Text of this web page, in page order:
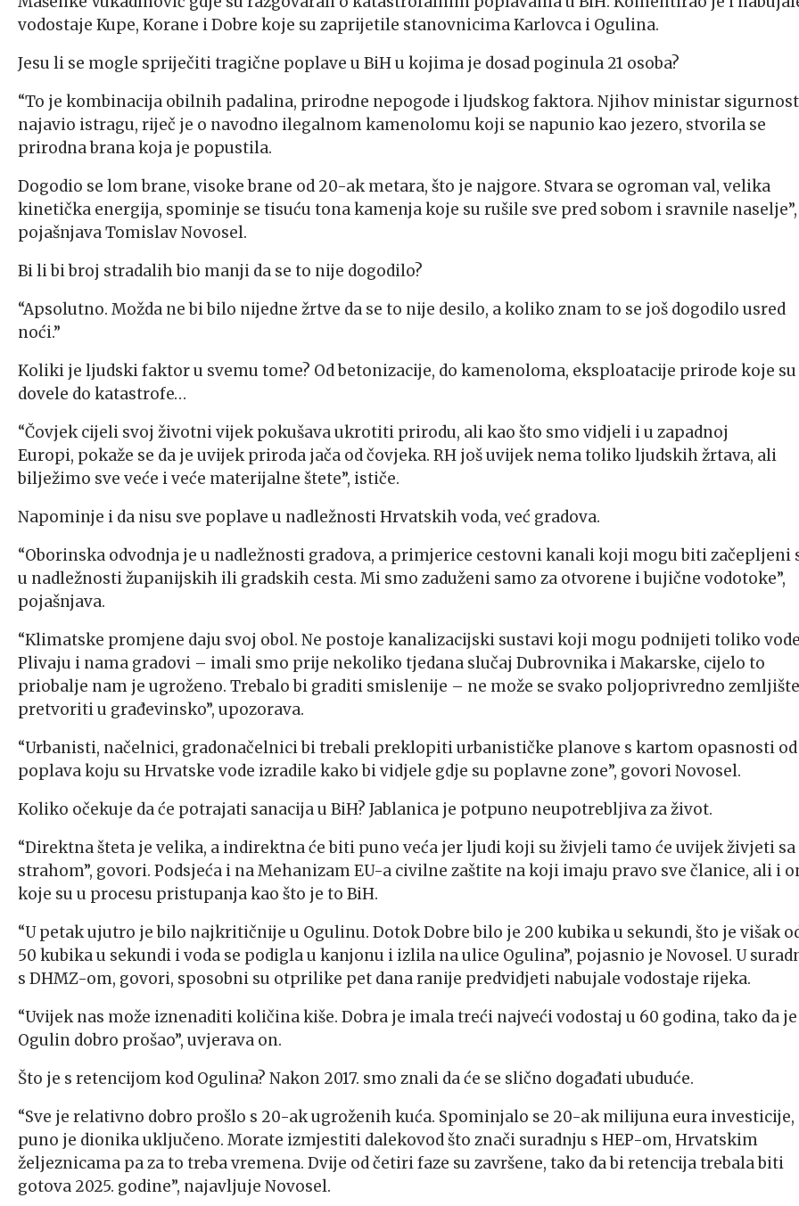
vodostaje Kupe, Korane i Dobre koje su zaprijetile stanovnicima Karlovca i Ogulina.
Jesu li se mogle spriječiti tragične poplave u BiH u kojima je dosad poginula 21 osoba?
“To je kombinacija obilnih padalina, prirodne nepogode i ljudskog faktora. Njihov ministar
najavio istragu, riječ je o navodno ilegalnom kamenolomu koji se napunio kao jezero, stvorila se
prirodna brana koja je popustila.
Dogodio se lom brane, visoke brane od 20-ak metara, što je najgore. Stvara se ogroman val, velika
kinetička energija, spominje se tisuću tona kamenja koje su rušile sve pred sobom i sravnile naselje”,
pojašnjava Tomislav Novosel.
Bi li bi broj stradalih bio manji da se to nije dogodilo?
“Apsolutno. Možda ne bi bilo nijedne žrtve da se to nije desilo, a koliko znam to se još dogodilo usred
noći.”
Koliki je ljudski faktor u svemu tome? Od betonizacije, do kamenoloma, eksploatacije prirode koje su
dovele do katastrofe…
“Čovjek cijeli svoj životni vijek pokušava ukrotiti prirodu, ali kao što smo vidjeli i u zapadnoj
Europi, pokaže se da je uvijek priroda jača od čovjeka. RH još uvijek nema toliko ljudskih žrtava, ali
bilježimo sve veće i veće materijalne štete”, ističe.
Napominje i da nisu sve poplave u nadležnosti Hrvatskih voda, već gradova.
“Oborinska odvodnja je u nadležnosti gradova, a primjerice cestovni kanali koji mogu biti začepljeni
u nadležnosti županijskih ili gradskih cesta. Mi smo zaduženi samo za otvorene i bujične vodotoke”,
pojašnjava.
“Klimatske promjene daju svoj obol. Ne postoje kanalizacijski sustavi koji mogu podnijeti toliko
Plivaju i nama gradovi – imali smo prije nekoliko tjedana slučaj Dubrovnika i Makarske, cijelo to
priobalje nam je ugroženo. Trebalo bi graditi smislenije – ne može se svako poljoprivredno zemljište
pretvoriti u građevinsko”, upozorava.
“Urbanisti, načelnici, gradonačelnici bi trebali preklopiti urbanističke planove s kartom opasnosti od
poplava koju su Hrvatske vode izradile kako bi vidjele gdje su poplavne zone”, govori Novosel.
Koliko očekuje da će potrajati sanacija u BiH? Jablanica je potpuno neupotrebljiva za život.
“Direktna šteta je velika, a indirektna će biti puno veća jer ljudi koji su živjeli tamo će uvijek živjeti sa
strahom”, govori. Podsjeća i na Mehanizam EU-a civilne zaštite na koji imaju pravo sve članice, ali i
koje su u procesu pristupanja kao što je to BiH.
“U petak ujutro je bilo najkritičnije u Ogulinu. Dotok Dobre bilo je 200 kubika u sekundi, što je višak
50 kubika u sekundi i voda se podigla u kanjonu i izlila na ulice Ogulina”, pojasnio je Novosel. U
s DHMZ-om, govori, sposobni su otprilike pet dana ranije predvidjeti nabujale vodostaje rijeka.
“Uvijek nas može iznenaditi količina kiše. Dobra je imala treći najveći vodostaj u 60 godina, tako da je
Ogulin dobro prošao”, uvjerava on.
Što je s retencijom kod Ogulina? Nakon 2017. smo znali da će se slično događati ubuduće.
“Sve je relativno dobro prošlo s 20-ak ugroženih kuća. Spominjalo se 20-ak milijuna eura investicije,
puno je dionika uključeno. Morate izmjestiti dalekovod što znači suradnju s HEP-om, Hrvatskim
željeznicama pa za to treba vremena. Dvije od četiri faze su završene, tako da bi retencija trebala biti
gotova 2025. godine”, najavljuje Novosel.